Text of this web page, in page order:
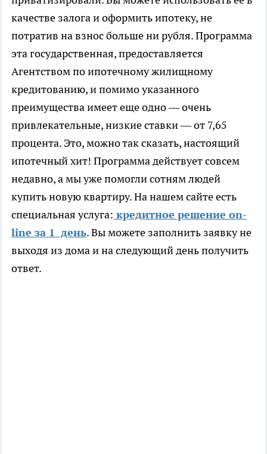
качестве залога и оформить ипотеку, не
потратив на взнос больше ни рубля. Программа
эта государственная, предоставляется
Агентством по ипотечному жилищному
кредитованию, и помимо указанного
преимущества имеет еще одно — очень
привлекательные, низкие ставки — от 7,65
процента. Это, можно так сказать, настоящий
ипотечный хит! Программа действует совсем
недавно, а мы уже помогли сотням людей
купить новую квартиру. На нашем сайте есть
специальная услуга: кредитное решение on-
line за 1 день. Вы можете заполнить заявку не
выходя из дома и на следующий день получить
ответ.